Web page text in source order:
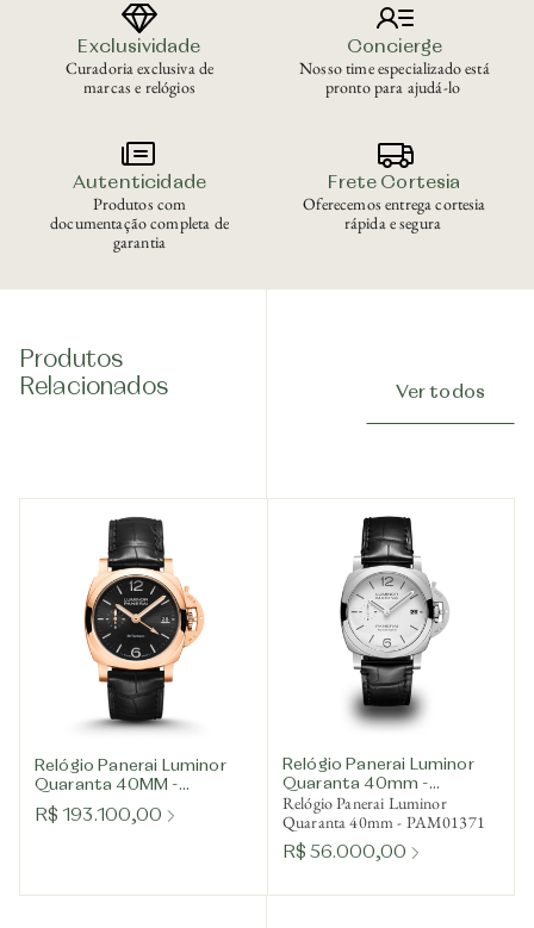
Exclusividade
Curadoria exclusiva de
marcas e relógios
Concierge
Nosso time especializado está
pronto para ajudá-lo
Autenticidade
Produtos com
documentação completa de
garantia
Frete Cortesia
Oferecemos entrega cortesia
rápida e segura
Produtos
Relacionados
Ver todos
Relógio Panerai Luminor
Quaranta 40MM -
PAM01641
R$ 193.100,00
Relógio Panerai Luminor
Quaranta 40mm -
PAM01371
Relógio Panerai Luminor
Quaranta 40mm - PAM01371
R$ 56.000,00